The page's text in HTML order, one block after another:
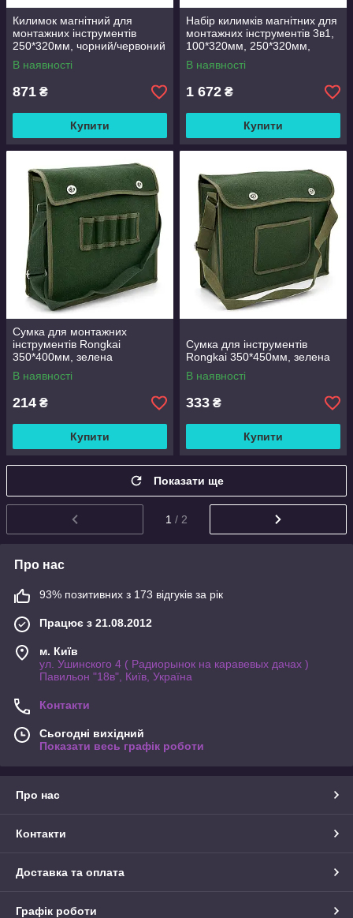
Килимок магнітний для
монтажних інструментів
250*320мм, чорний/червоний
В наявності
871 ₴
Купити
Набір килимків магнітних для
монтажних інструментів 3в1,
100*320мм, 250*320мм,
135*160мм, чорний/червоний
В наявності
1 672 ₴
Купити
Сумка для монтажних
інструментів Rongkai
350*400мм, зелена
В наявності
214 ₴
Купити
Сумка для інструментів
Rongkai 350*450мм, зелена
В наявності
333 ₴
Купити
Показати ще
1 / 2
Про нас
93% позитивних з 173 відгуків за рік
Працює з 21.08.2012
м. Київ
ул. Ушинского 4 ( Радиорынок на каравевых дачах )
Павильон "18в", Київ, Україна
Контакти
Сьогодні вихідний
Показати весь графік роботи
Про нас
Контакти
Доставка та оплата
Графік роботи